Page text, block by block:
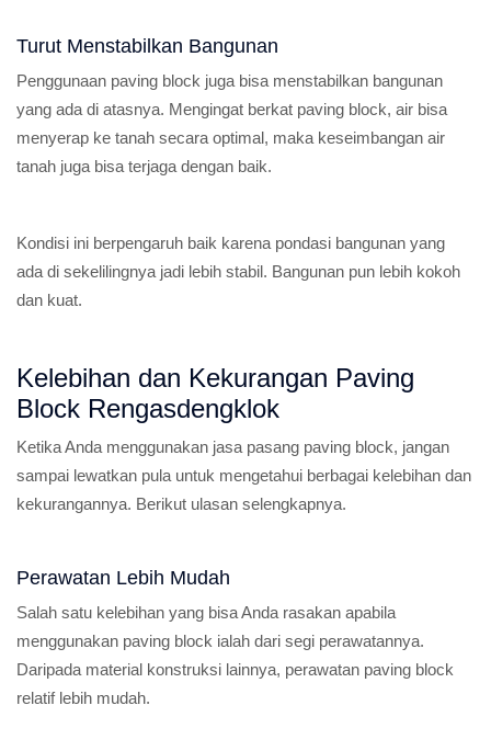
Turut Menstabilkan Bangunan
Penggunaan paving block juga bisa menstabilkan bangunan
yang ada di atasnya. Mengingat berkat paving block, air bisa
menyerap ke tanah secara optimal, maka keseimbangan air
tanah juga bisa terjaga dengan baik.
Kondisi ini berpengaruh baik karena pondasi bangunan yang
ada di sekelilingnya jadi lebih stabil. Bangunan pun lebih kokoh
dan kuat.
Kelebihan dan Kekurangan Paving
Block Rengasdengklok
Ketika Anda menggunakan jasa pasang paving block, jangan
sampai lewatkan pula untuk mengetahui berbagai kelebihan dan
kekurangannya. Berikut ulasan selengkapnya.
Perawatan Lebih Mudah
Salah satu kelebihan yang bisa Anda rasakan apabila
menggunakan paving block ialah dari segi perawatannya.
Daripada material konstruksi lainnya, perawatan paving block
relatif lebih mudah.